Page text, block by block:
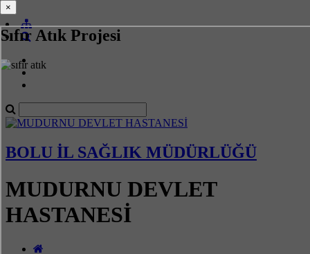
Sıfır Atık Projesi
BOLU İL SAĞLIK MÜDÜRLÜĞÜ
MUDURNU DEVLET
HASTANESİ
×